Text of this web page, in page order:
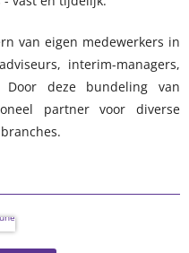
van eigen medewerkers in
interim-managers,
Door deze bundeling van
partner voor diverse